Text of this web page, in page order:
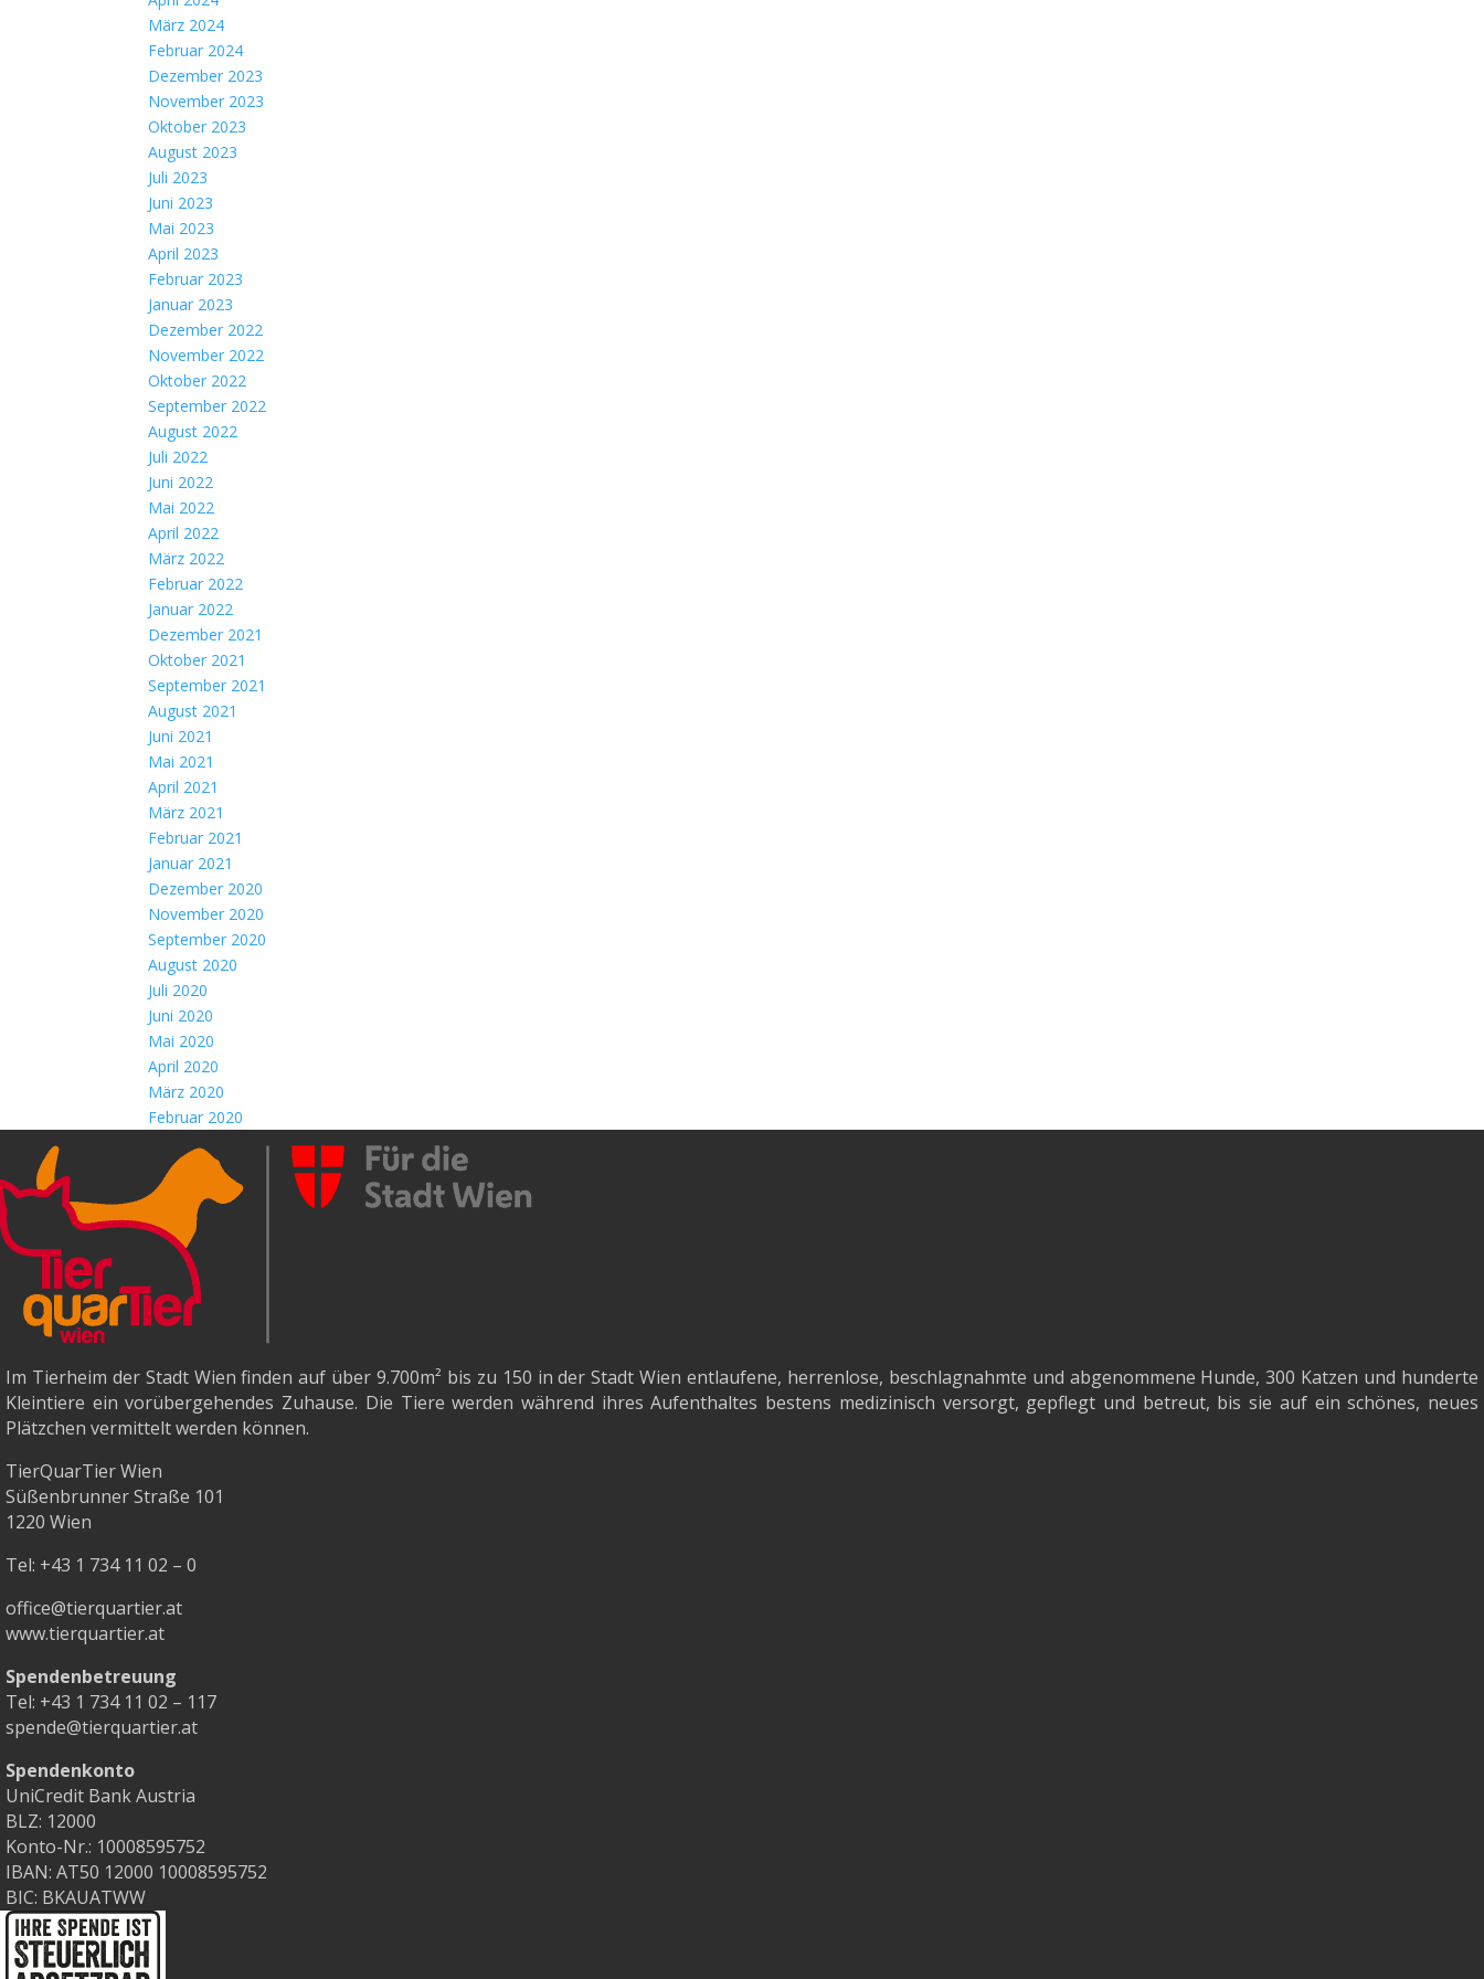
März 2024
Februar 2024
Dezember 2023
November 2023
Oktober 2023
August 2023
Juli 2023
Juni 2023
Mai 2023
April 2023
Februar 2023
Januar 2023
Dezember 2022
November 2022
Oktober 2022
September 2022
August 2022
Juli 2022
Juni 2022
Mai 2022
April 2022
März 2022
Februar 2022
Januar 2022
Dezember 2021
Oktober 2021
September 2021
August 2021
Juni 2021
Mai 2021
April 2021
März 2021
Februar 2021
Januar 2021
Dezember 2020
November 2020
September 2020
August 2020
Juli 2020
Juni 2020
Mai 2020
April 2020
März 2020
Februar 2020
Im Tierheim der Stadt Wien finden auf über 9.700m² bis zu 150 in der Stadt Wien entlaufene, herrenlose, beschlagnahmte und abgenommene Hunde, 300 Katzen und hunderte
Kleintiere ein vorübergehendes Zuhause. Die Tiere werden während ihres Aufenthaltes bestens medizinisch versorgt, gepflegt und betreut, bis sie auf ein schönes, neues
Plätzchen vermittelt werden können.
TierQuarTier Wien
Süßenbrunner Straße 101
1220 Wien
Tel: +43 1 734 11 02 – 0
office@tierquartier.at
www.tierquartier.at
Spendenbetreuung
Tel: +43 1 734 11 02 – 117
spende@tierquartier.at
Spendenkonto
UniCredit Bank Austria
BLZ: 12000
Konto-Nr.: 10008595752
IBAN: AT50 12000 10008595752
BIC: BKAUATWW